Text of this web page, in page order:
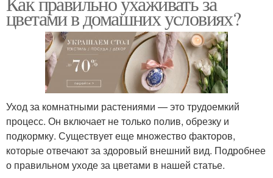
цветами в домашних условиях?
Уход за комнатными растениями — это трудоемкий
процесс. Он включает не только полив, обрезку и
подкормку. Существует еще множество факторов,
которые отвечают за здоровый внешний вид. Подробнее
о правильном уходе за цветами в нашей статье.